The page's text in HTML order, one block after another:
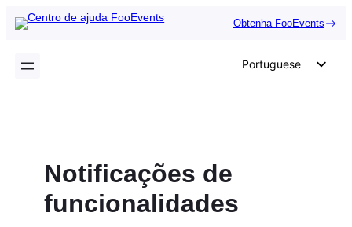
Saltar
para
conteúdo
Obtenha FooEvents
Portuguese
Notificações de
funcionalidades